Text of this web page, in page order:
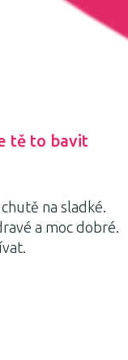
tě to bavit
na sladké.
a moc dobré.